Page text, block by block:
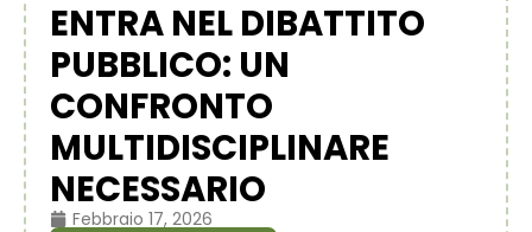
ENTRA NEL DIBATTITO
PUBBLICO: UN
CONFRONTO
MULTIDISCIPLINARE
NECESSARIO
Febbraio 17, 2026